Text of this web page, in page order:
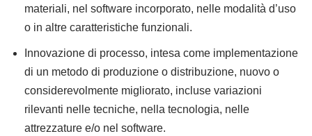
materiali, nel software incorporato, nelle modalità d’uso
o in altre caratteristiche funzionali.
Innovazione di processo, intesa come implementazione
di un metodo di produzione o distribuzione, nuovo o
considerevolmente migliorato, incluse variazioni
rilevanti nelle tecniche, nella tecnologia, nelle
attrezzature e/o nel software.